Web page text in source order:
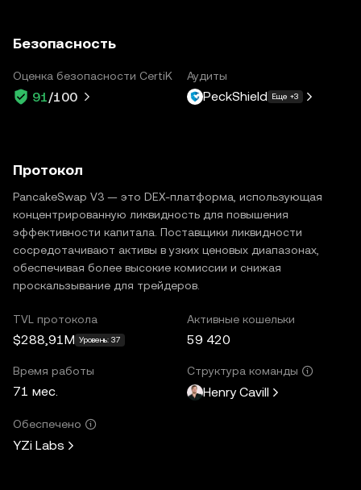
Безопасность
Оценка безопасности CertiK
91/100
Аудиты
PeckShield Еще +3
Протокол
PancakeSwap V3 — это DEX-платформа, использующая
концентрированную ликвидность для повышения
эффективности капитала. Поставщики ликвидности
сосредотачивают активы в узких ценовых диапазонах,
обеспечивая более высокие комиссии и снижая
проскальзывание для трейдеров.
TVL протокола
$288,91M Уровень: 37
Активные кошельки
59 420
Время работы
71 мес.
Структура команды
Henry Cavill
Обеспечено
YZi Labs